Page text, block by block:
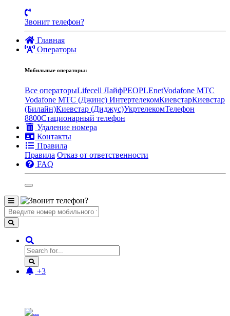
Звонит телефон?
Главная
Операторы
Мобильные операторы:
Все операторыLifecell ЛайфPEOPLEnetVodafone MTC
Vodafone МТС (Джинс) ИнтертелекомКиевстарКиевстар
(Билайн)Киевстар (Диджус)УкртелекомТелефон
8800Стационарный телефон
Удаление номера
Контакты
Правила
Правила Отказ от ответственности
FAQ
+3